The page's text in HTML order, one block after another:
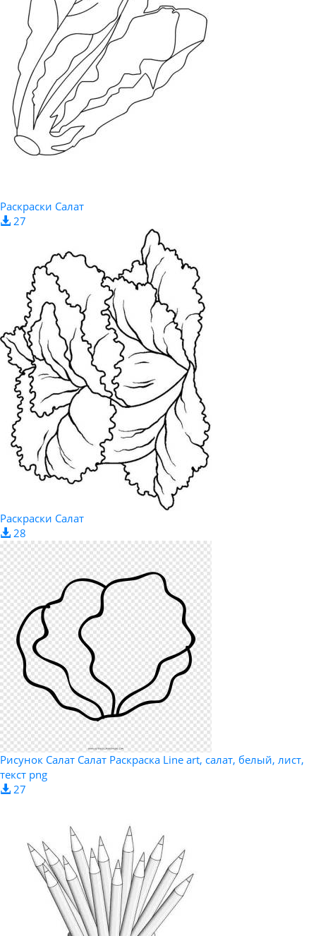
Раскраски Салат
27
Раскраски Салат
28
Рисунок Салат Салат Раскраска Line art, салат, белый, лист,
текст png
27